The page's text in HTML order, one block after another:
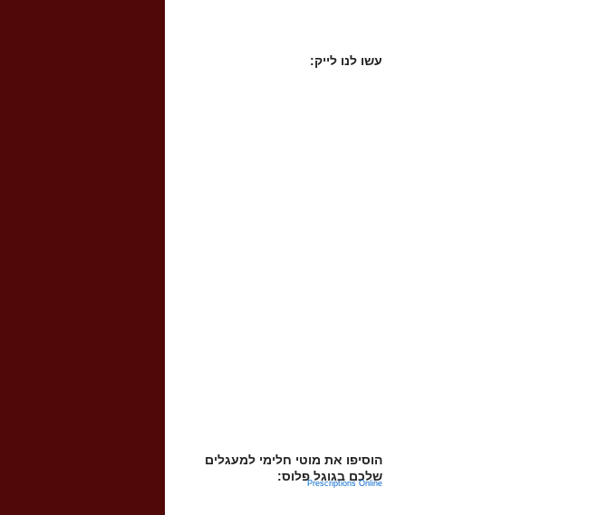
עשו לנו לייק:
הוסיפו את מוטי חלימי למעגלים
שלכם בגוגל פלוס:
Prescriptions Online